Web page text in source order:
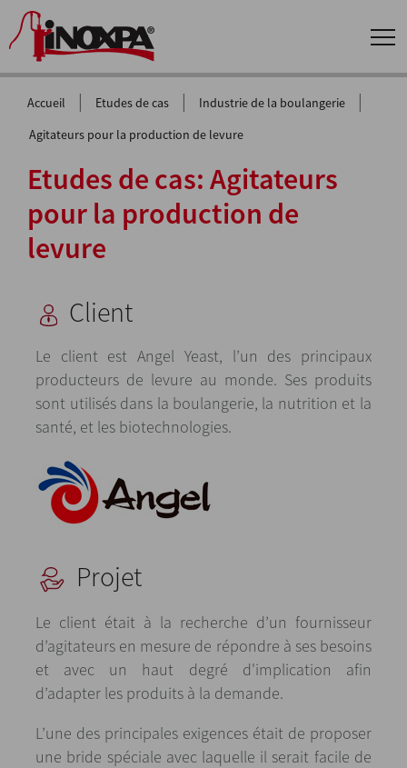
Accueil | Etudes de cas | Industrie de la boulangerie |
Agitateurs pour la production de levure
Etudes de cas: Agitateurs
pour la production de
levure
Client
Le client est Angel Yeast, l’un des principaux
producteurs de levure au monde. Ses produits
sont utilisés dans la boulangerie, la nutrition et la
santé, et les biotechnologies.
Projet
Le client était à la recherche d’un fournisseur
d’agitateurs en mesure de répondre à ses besoins
et avec un haut degré d'implication afin
d’adapter les produits à la demande.
L’une des principales exigences était de proposer
une bride spéciale avec laquelle il serait facile de